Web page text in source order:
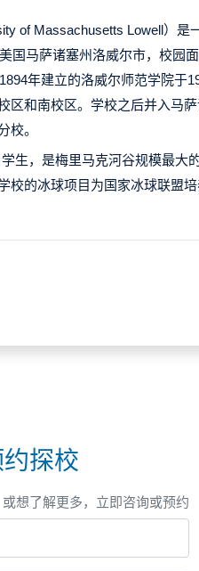
of Massachusetts Lowell）是
国马萨诸塞州洛威尔市，校园
年建立的洛威尔师范学院于
区和南校区。学校之后并入马
校。
生，是梅里马克河谷规模最大的
校的冰球项目为国家冰球联盟
探校
想了解更多，立即咨询或预约